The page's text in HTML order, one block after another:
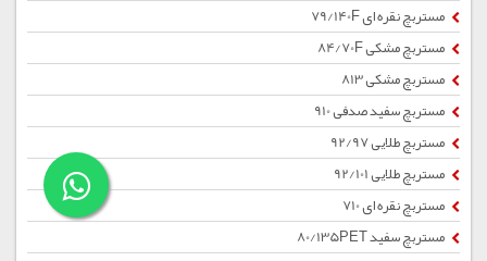
مستربچ نقره ای 79/140F
مستربچ مشکی 84/70F
مستربچ مشکی 813
مستربچ سفید صدفی 910
مستربچ طلایی 92/97
مستربچ طلایی 92/101
مستربچ نقره ای 710
مستربچ سفید 80/135PET